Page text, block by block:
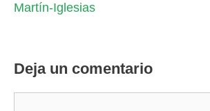
Martín-Iglesias
Deja un comentario